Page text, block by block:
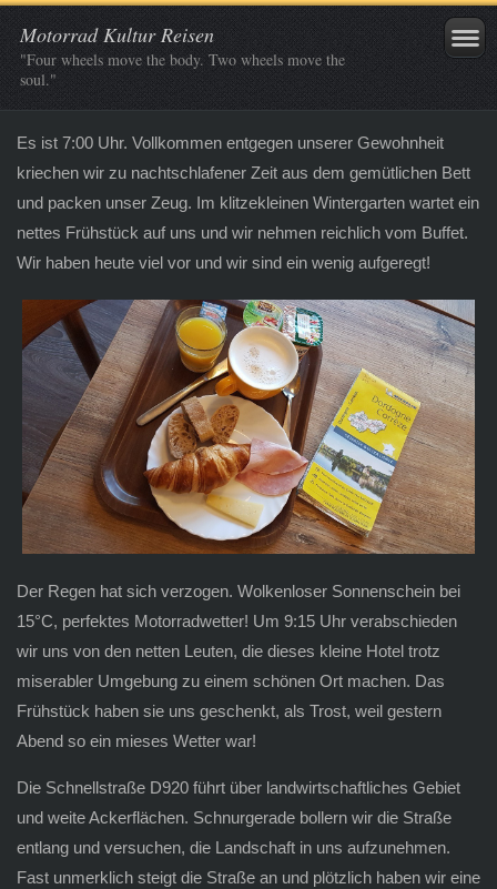
Motorrad Kultur Reisen
"Four wheels move the body. Two wheels move the
soul."
Es ist 7:00 Uhr. Vollkommen entgegen unserer Gewohnheit
kriechen wir zu nachtschlafener Zeit aus dem gemütlichen Bett
und packen unser Zeug. Im klitzekleinen Wintergarten wartet ein
nettes Frühstück auf uns und wir nehmen reichlich vom Buffet.
Wir haben heute viel vor und wir sind ein wenig aufgeregt!
Der Regen hat sich verzogen. Wolkenloser Sonnenschein bei
15°C, perfektes Motorradwetter! Um 9:15 Uhr verabschieden
wir uns von den netten Leuten, die dieses kleine Hotel trotz
miserabler Umgebung zu einem schönen Ort machen. Das
Frühstück haben sie uns geschenkt, als Trost, weil gestern
Abend so ein mieses Wetter war!
Die Schnellstraße D920 führt über landwirtschaftliches Gebiet
und weite Ackerflächen. Schnurgerade bollern wir die Straße
entlang und versuchen, die Landschaft in uns aufzunehmen.
Fast unmerklich steigt die Straße an und plötzlich haben wir eine